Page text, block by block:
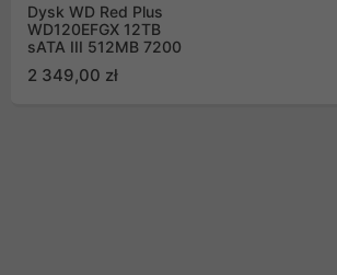
Dysk WD Red Plus
WD120EFGX 12TB
sATA III 512MB 7200
2 349,00 zł